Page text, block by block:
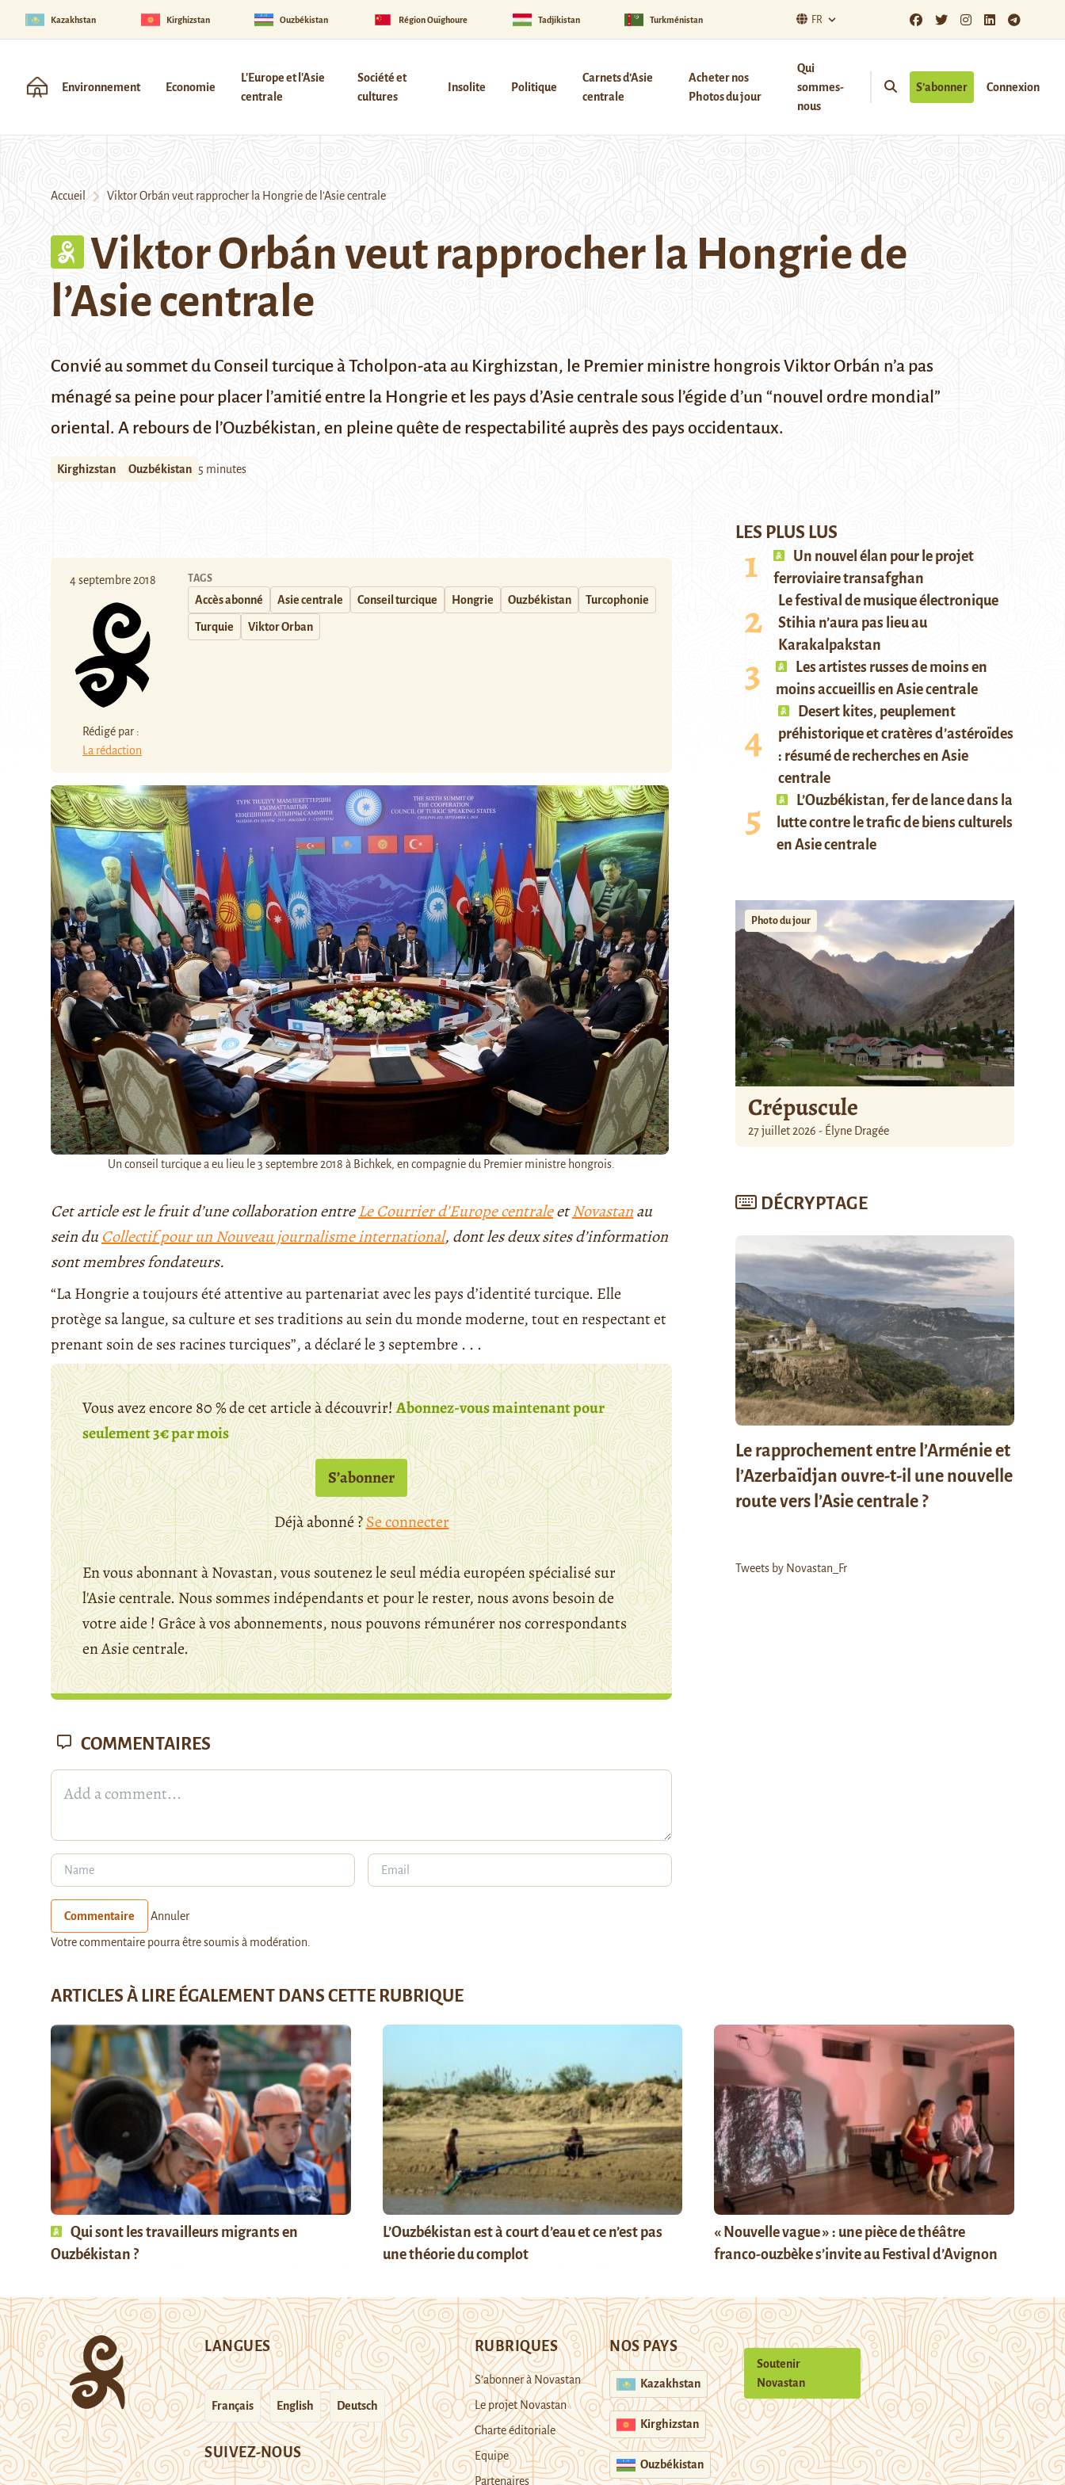
Kazakhstan Kirghizstan Ouzbékistan Région Ouïghoure Tadjikistan Turkménistan FR
Environnement Economie
L'Europe et l'Asie
centrale
Société et
cultures
Insolite Politique
Carnets d’Asie
centrale
Acheter nos
Photos du jour
Qui
sommes-
nous
S’abonner Connexion
Accueil Viktor Orbán veut rapprocher la Hongrie de l’Asie centrale
Viktor Orbán veut rapprocher la Hongrie de
l’Asie centrale
Convié au sommet du Conseil turcique à Tcholpon-ata au Kirghizstan, le Premier ministre hongrois Viktor Orbán n’a pas
ménagé sa peine pour placer l’amitié entre la Hongrie et les pays d’Asie centrale sous l’égide d’un “nouvel ordre mondial”
oriental. A rebours de l’Ouzbékistan, en pleine quête de respectabilité auprès des pays occidentaux.
Kirghizstan Ouzbékistan 5 minutes
4 septembre 2018
Rédigé par :
La rédaction
TAGS
Accès abonné Asie centrale Conseil turcique Hongrie Ouzbékistan Turcophonie
Turquie Viktor Orban
Un conseil turcique a eu lieu le 3 septembre 2018 à Bichkek, en compagnie du Premier ministre hongrois.
Cet article est le fruit d’une collaboration entreLe Courrier d’Europe centraleetNovastanau
sein du Collectif pour un Nouveau journalisme international, dont les deux sites d’information
sont membres fondateurs.
“La Hongrie a toujours été attentive au partenariat avec les pays d’identité turcique. Elle
protège sa langue, sa culture et ses traditions au sein du monde moderne, tout en respectant et
prenant soin de ses racines turciques”, a déclaré le 3 septembre . . .
Vous avez encore 80 % de cet article à découvrir!Abonnez-vous maintenant pour
seulement 3€ par mois
S’abonner
Déjà abonné ?Se connecter
En vous abonnant à Novastan, vous soutenez le seul média européen spécialisé sur
l'Asie centrale. Nous sommes indépendants et pour le rester, nous avons besoin de
votre aide ! Grâce à vos abonnements, nous pouvons rémunérer nos correspondants
en Asie centrale.
LES PLUS LUS
Un nouvel élan pour le projet
ferroviaire transafghan
Le festival de musique électronique
Stihia n’aura pas lieu au
Karakalpakstan
Les artistes russes de moins en
moins accueillis en Asie centrale
Desert kites, peuplement
préhistorique et cratères d’astéroïdes
: résumé de recherches en Asie
centrale
L’Ouzbékistan, fer de lance dans la
lutte contre le trafic de biens culturels
en Asie centrale
Photo du jour
Crépuscule
27 juillet 2026 - Élyne Dragée
DÉCRYPTAGE
Le rapprochement entre l’Arménie et
l’Azerbaïdjan ouvre-t-il une nouvelle
route vers l’Asie centrale ?
Tweets by Novastan_Fr
COMMENTAIRES
Commentaire Annuler
Votre commentaire pourra être soumis à modération.
ARTICLES À LIRE ÉGALEMENT DANS CETTE RUBRIQUE
Qui sont les travailleurs migrants en
Ouzbékistan ?
L’Ouzbékistan est à court d’eau et ce n’est pas
une théorie du complot
« Nouvelle vague » : une pièce de théâtre
franco-ouzbèke s’invite au Festival d’Avignon
LANGUES
Français English Deutsch
SUIVEZ-NOUS
RUBRIQUES
S’abonner à Novastan
Le projet Novastan
Charte éditoriale
Equipe
Partenaires
NOS PAYS
Kazakhstan
Kirghizstan
Ouzbékistan
Soutenir
Novastan